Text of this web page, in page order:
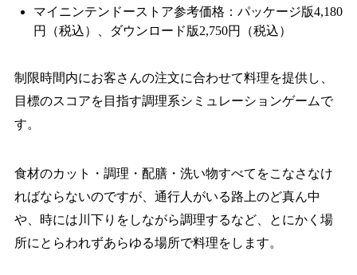
マイニンテンドーストア参考価格：パッケージ版4,180
円（税込）、ダウンロード版2,750円（税込）
制限時間内にお客さんの注文に合わせて料理を提供し、
目標のスコアを目指す調理系シミュレーションゲームで
す。
食材のカット・調理・配膳・洗い物すべてをこなさなけ
ればならないのですが、通行人がいる路上のど真ん中
や、時には川下りをしながら調理するなど、とにかく場
所にとらわれずあらゆる場所で料理をします。